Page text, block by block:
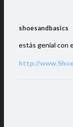
shoesandbasics
estás genial con
http://